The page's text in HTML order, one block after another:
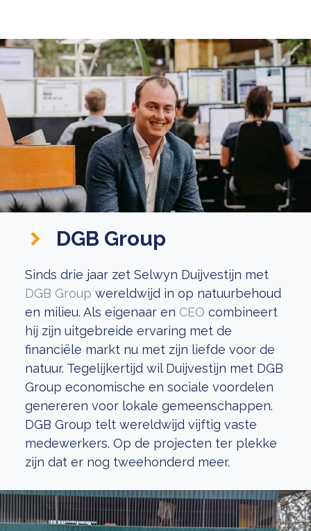
DGB Group
Sinds drie jaar zet Selwyn Duijvestijn met
DGB Group wereldwijd in op natuurbehoud
en milieu. Als eigenaar en CEO combineert
hij zijn uitgebreide ervaring met de
financiële markt nu met zijn liefde voor de
natuur. Tegelijkertijd wil Duijvestijn met DGB
Group economische en sociale voordelen
genereren voor lokale gemeenschappen.
DGB Group telt wereldwijd vijftig vaste
medewerkers. Op de projecten ter plekke
zijn dat er nog tweehonderd meer.